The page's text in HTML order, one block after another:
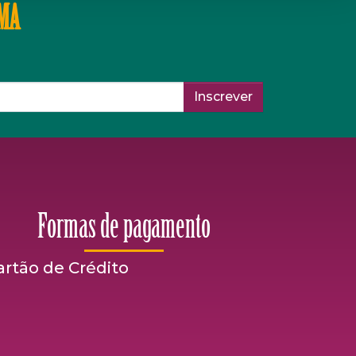
Inscrever
Formas de pagamento
de Crédito